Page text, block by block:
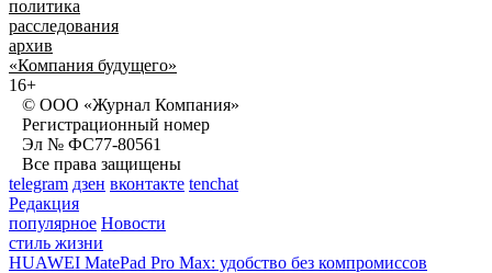
политика
расследования
архив
«Компания будущего»
16+
© ООО «Журнал Компания»
Регистрационный номер
Эл № ФС77-80561
Все права защищены
telegram дзен вконтакте tenchat
Редакция
популярное Новости
стиль жизни
HUAWEI MatePad Pro Max: удобство без компромиссов